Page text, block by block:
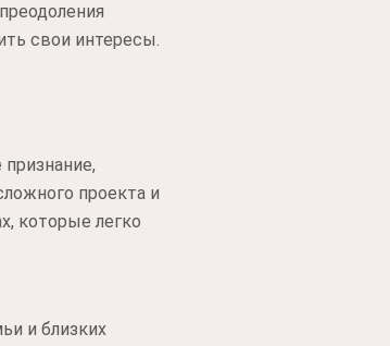
свои интересы.
проекта и
которые легко
и близких